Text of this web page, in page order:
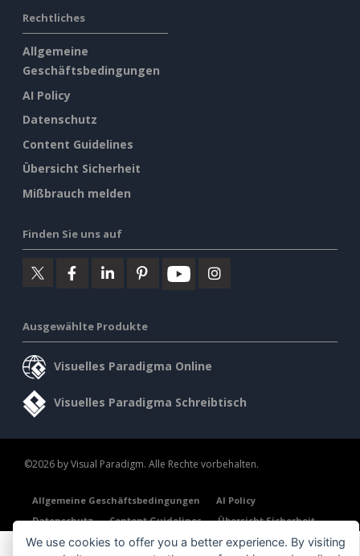
Rechtliches
Allgemeine
Geschäftsbedingungen
AI Policy
Datenschutz
Content Guidelines
Übersicht Sicherheit
Mißbrauch melden
Finden Sie uns auf
Ausgewählte Produkte
Visuelles Paradigma Online
Visuelles Paradigma Schreibtisch
©2026 by Visual Paradigm. Alle Rechte vorbehalten.
Allgemeine Geschäftsbedingungen
AI Policy
Datenschutz
Content Guidelines Übersicht Sicherheit
We use cookies to offer you a better experience. By visiting